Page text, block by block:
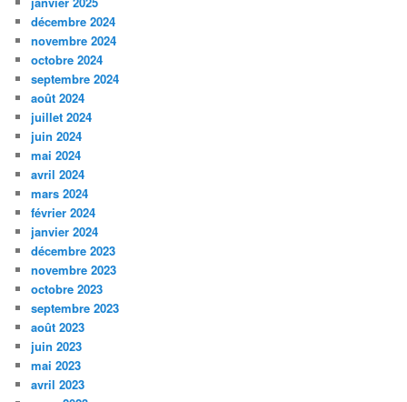
décembre 2024
novembre 2024
octobre 2024
septembre 2024
août 2024
juillet 2024
juin 2024
mai 2024
avril 2024
mars 2024
février 2024
janvier 2024
décembre 2023
novembre 2023
octobre 2023
septembre 2023
août 2023
juin 2023
mai 2023
avril 2023